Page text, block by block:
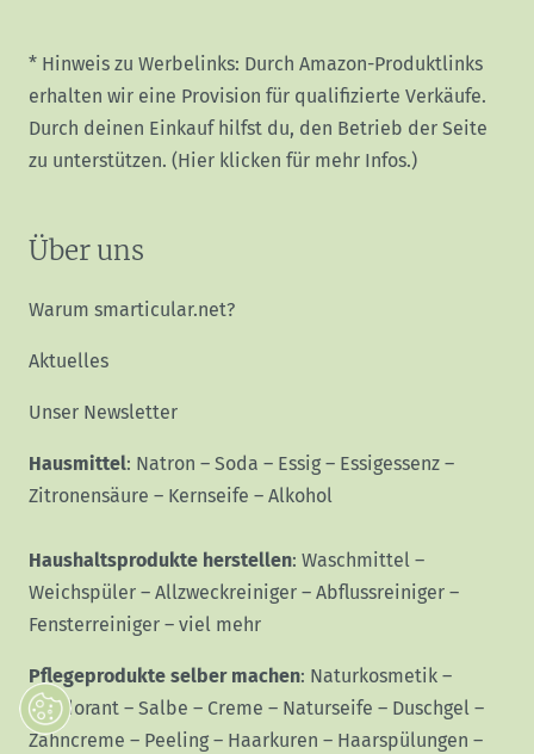
* Hinweis zu Werbelinks: Durch Amazon-Produktlinks
erhalten wir eine Provision für qualifizierte Verkäufe.
Durch deinen Einkauf hilfst du, den Betrieb der Seite
zu unterstützen. (Hier klicken für mehr Infos.)
Über uns
Warum smarticular.net?
Aktuelles
Unser Newsletter
Hausmittel: Natron – Soda – Essig – Essigessenz –
Zitronensäure – Kernseife – Alkohol
Haushaltsprodukte herstellen: Waschmittel –
Weichspüler – Allzweckreiniger – Abflussreiniger –
Fensterreiniger – viel mehr
Pflegeprodukte selber machen: Naturkosmetik –
Deodorant – Salbe – Creme – Naturseife – Duschgel –
Zahncreme – Peeling – Haarkuren – Haarspülungen –